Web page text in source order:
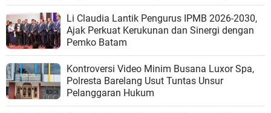
Li Claudia Lantik Pengurus IPMB 2026-2030,
Ajak Perkuat Kerukunan dan Sinergi dengan
Pemko Batam
Kontroversi Video Minim Busana Luxor Spa,
Polresta Barelang Usut Tuntas Unsur
Pelanggaran Hukum